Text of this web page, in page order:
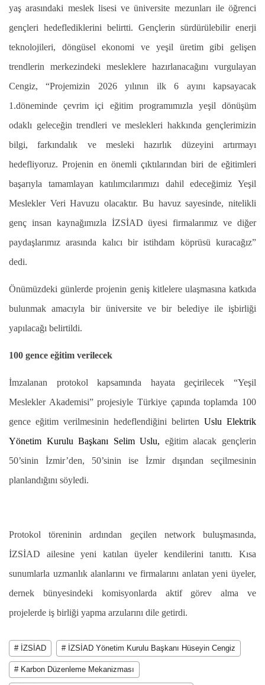
yaş arasındaki meslek lisesi ve üniversite mezunları ile öğrenci
gençleri hedeflediklerini belirtti. Gençlerin sürdürülebilir enerji
teknolojileri, döngüsel ekonomi ve yeşil üretim gibi gelişen
trendlerin merkezindeki mesleklere hazırlanacağını vurgulayan
Cengiz, “Projemizin 2026 yılının ilk 6 ayını kapsayacak
1.döneminde çevrim içi eğitim programımızla yeşil dönüşüm
odaklı geleceğin trendleri ve meslekleri hakkında gençlerimizin
bilgi, farkındalık ve mesleki hazırlık düzeyini artırmayı
hedefliyoruz. Projenin en önemli çıktılarından biri de eğitimleri
başarıyla tamamlayan katılımcılarımızı dahil edeceğimiz Yeşil
Meslekler Veri Havuzu olacaktır. Bu havuz sayesinde, nitelikli
genç insan kaynağımızla İZSİAD üyesi firmalarımız ve diğer
paydaşlarımız arasında kalıcı bir istihdam köprüsü kuracağız”
dedi.
Önümüzdeki günlerde projenin geniş kitlelere ulaşmasına katkıda
bulunmak amacıyla bir üniversite ve bir belediye ile işbirliği
yapılacağı belirtildi.
100 gence eğitim verilecek
İmzalanan protokol kapsamında hayata geçirilecek “Yeşil
Meslekler Akademisi” projesiyle Türkiye çapında toplamda 100
gence eğitim verilmesinin hedeflendiğini belirten Uslu Elektrik
Yönetim Kurulu Başkanı Selim Uslu, eğitim alacak gençlerin
50’sinin İzmir’den, 50’sinin ise İzmir dışından seçilmesinin
planlandığını söyledi.
Protokol töreninin ardından geçilen network buluşmasında,
İZSİAD ailesine yeni katılan üyeler kendilerini tanıttı. Kısa
sunumlarla uzmanlık alanlarını ve firmalarını anlatan yeni üyeler,
dernek bünyesindeki komisyonlarda aktif görev alma ve
projelerde iş birliği yapma arzularını dile getirdi.
# İZSİAD # İZSİAD Yönetim Kurulu Başkanı Hüseyin Cengiz
# Karbon Düzenleme Mekanizması